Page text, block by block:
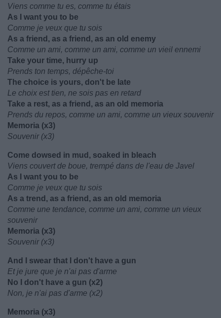
Viens comme tu es, comme tu étais
As I want you to be
Comme je veux que tu sois
As a friend, as a friend, as an old enemy
Comme un ami, comme un ami, comme un vieil ennemi
Take your time, hurry up
Prends ton temps, dépêche-toi
The choice is yours, don't be late
Le choix est tien, ne sois pas en retard
Take a rest, as a friend, as an old memoria
Prends du repos, comme un ami, comme un vieux souvenir
Memoria (x3)
Souvenir (x3)
Come dowsed in mud, soaked in bleach
Viens couvert de boue, trempé dans de l'eau de Javel
As I want you to be
Comme je veux que tu sois
As a trend, as a friend, as an old memoria
Comme une tendance, comme un ami, comme un vieux
souvenir
Memoria (x3)
Souvenir (x3)
And I swear that I don't have a gun
Et je jure que je n'ai pas d'arme
No I don't have a gun (x2)
Non, je n'ai pas d'arme (x2)
Memoria (x3)